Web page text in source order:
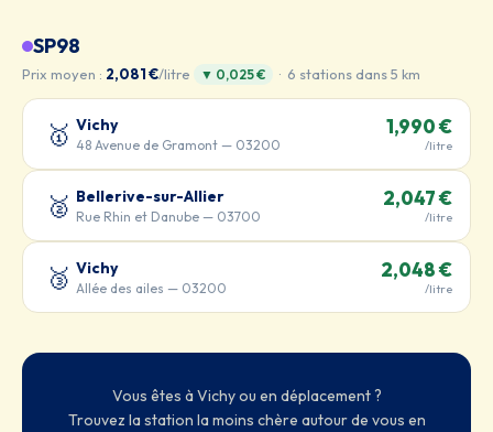
SP98
Prix moyen : 2,081 €/litre ▼ 0,025 € · 6 stations dans 5 km
🥇 Vichy
48 Avenue de Gramont — 03200
1,990 €
/litre
🥈 Bellerive-sur-Allier
Rue Rhin et Danube — 03700
2,047 €
/litre
🥉 Vichy
Allée des ailes — 03200
2,048 €
/litre
Vous êtes à Vichy ou en déplacement ?
Trouvez la station la moins chère autour de vous en